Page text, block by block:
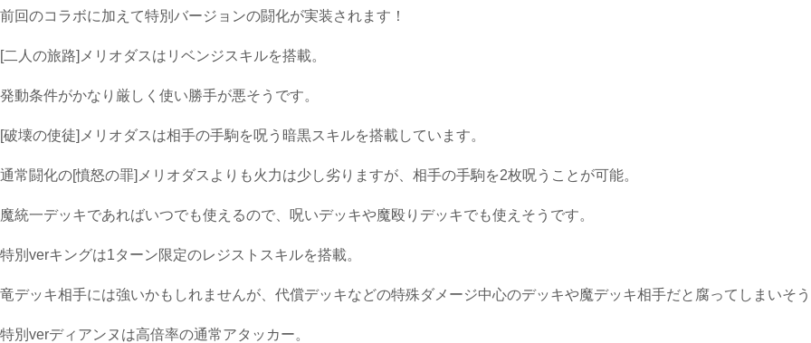
前回のコラボに加えて特別バージョンの闘化が実装されます！
[二人の旅路]メリオダスはリベンジスキルを搭載。
発動条件がかなり厳しく使い勝手が悪そうです。
[破壊の使徒]メリオダスは相手の手駒を呪う暗黒スキルを搭載しています。
通常闘化の[憤怒の罪]メリオダスよりも火力は少し劣りますが、 相手の手駒を2枚呪うことが可能。
魔統一デッキであればいつでも使えるので、呪いデッキや魔殴りデッキでも使えそうです。
特別verキングは1ターン限定のレジストスキルを搭載。
竜デッキ相手には強いかもしれませんが、 代償デッキなどの特殊ダメージ中心のデッキや魔デッキ相手だと腐ってしまいそ
特別verディアンヌは高倍率の通常アタッカー。